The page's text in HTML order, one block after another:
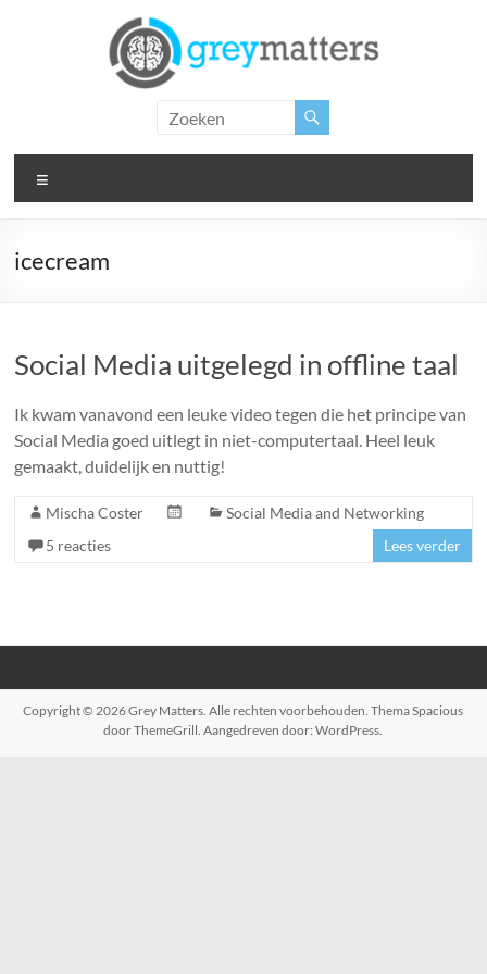
Matters
Insight.
Inspiration.
icecream
Social Media uitgelegd in offline taal
Ik kwam vanavond een leuke video tegen die het principe van
Social Media goed uitlegt in niet-computertaal. Heel leuk
gemaakt, duidelijk en nuttig!
Mischa Coster
Social Media and Networking
5 reacties
Lees verder
Copyright © 2026Grey Matters. Alle rechten voorbehouden. ThemaSpacious
door ThemeGrill. Aangedreven door:WordPress.